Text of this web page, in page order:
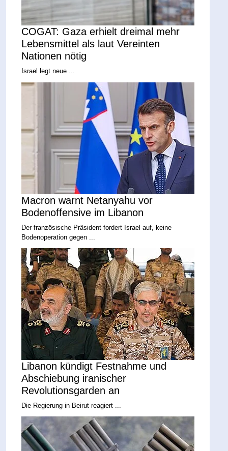
COGAT: Gaza erhielt dreimal mehr
Lebensmittel als laut Vereinten
Nationen nötig
Israel legt neue ...
Macron warnt Netanyahu vor
Bodenoffensive im Libanon
Der französische Präsident fordert Israel auf, keine
Bodenoperation gegen ...
Libanon kündigt Festnahme und
Abschiebung iranischer
Revolutionsgarden an
Die Regierung in Beirut reagiert ...